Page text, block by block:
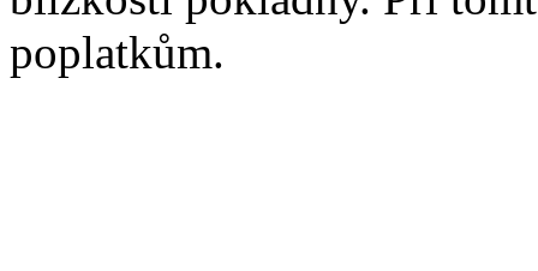
poplatkům.